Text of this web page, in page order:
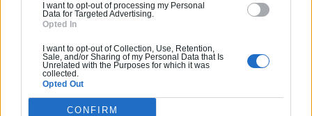
I want to opt-out of processing my Personal
Data for Targeted Advertising.
Opted In
I want to opt-out of Collection, Use, Retention,
Sale, and/or Sharing of my Personal Data that Is
Unrelated with the Purposes for which it was
collected.
Opted Out
CONFIRM
vos projets de constructions ou d'extensions.
Obtenez des devis ! Trouvez des professionnels
à côté de chez vous.